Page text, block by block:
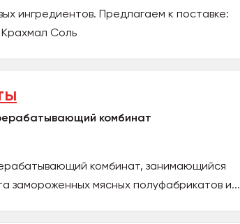
ингредиентов. Предлагаем к поставке:
Соль
комбинат
комбинат, занимающийся
замороженных мясных полуфабрикатов и...